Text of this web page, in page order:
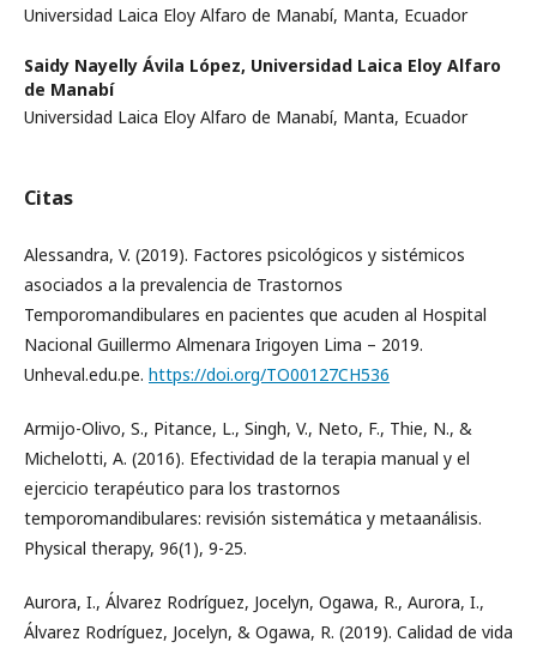
Universidad Laica Eloy Alfaro de Manabí, Manta, Ecuador
Saidy Nayelly Ávila López, Universidad Laica Eloy Alfaro
de Manabí
Universidad Laica Eloy Alfaro de Manabí, Manta, Ecuador
Citas
Alessandra, V. (2019). Factores psicológicos y sistémicos
asociados a la prevalencia de Trastornos
Temporomandibulares en pacientes que acuden al Hospital
Nacional Guillermo Almenara Irigoyen Lima – 2019.
Unheval.edu.pe. https://doi.org/TO00127CH536
Armijo-Olivo, S., Pitance, L., Singh, V., Neto, F., Thie, N., &
Michelotti, A. (2016). Efectividad de la terapia manual y el
ejercicio terapéutico para los trastornos
temporomandibulares: revisión sistemática y metaanálisis.
Physical therapy, 96(1), 9-25.
Aurora, I., Álvarez Rodríguez, Jocelyn, Ogawa, R., Aurora, I.,
Álvarez Rodríguez, Jocelyn, & Ogawa, R. (2019). Calidad de vida